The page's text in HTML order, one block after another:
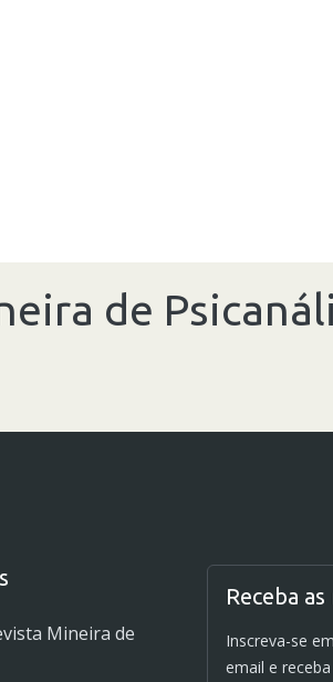
de
Mineira de
Receba
Inscreva-se
email e